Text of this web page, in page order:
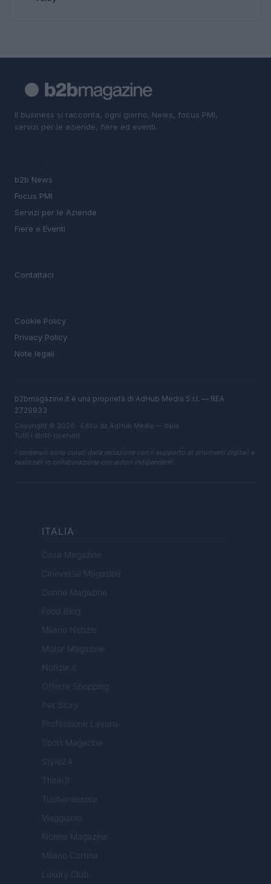
Il business si racconta, ogni giorno. News, focus PMI,
servizi per le aziende, fiere ed eventi.
b2b News
Focus PMI
Servizi per le Aziende
Fiere e Eventi
Contattaci
Cookie Policy
Privacy Policy
Note legali
b2bmagazine.it è una proprietà di AdHub Media S.r.l. — REA
2729933
Copyright © 2026 · Edito da AdHub Media — Italia
Tutti i diritti riservati
I contenuti sono curati dalla redazione con il supporto di strumenti digitali e
realizzati in collaborazione con autori indipendenti.
ITALIA
Casa Magazine
Cineverse Magazine
Donne Magazine
Food Blog
Milano Notizie
Motor Magazine
Notizie.it
Offerte Shopping
Pet Story
Professione Lavoro
Sport Magazine
Style24
Think.it
Tuobenessere
Viaggiamo
Nonne Magazine
Milano Cortina
Luxury Club